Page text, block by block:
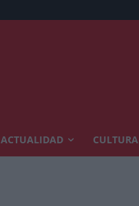
ACTUALIDAD CULTURA